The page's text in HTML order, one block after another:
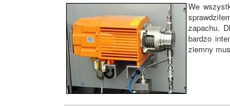
We
zapachu.
bardzo
ziemny